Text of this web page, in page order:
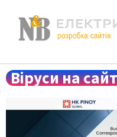
Віруси на